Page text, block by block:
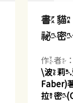
書貓
祕
作者
\波莉.
拉密